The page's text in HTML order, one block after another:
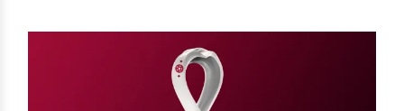
Sicurezza Energetica. Il decreto […]